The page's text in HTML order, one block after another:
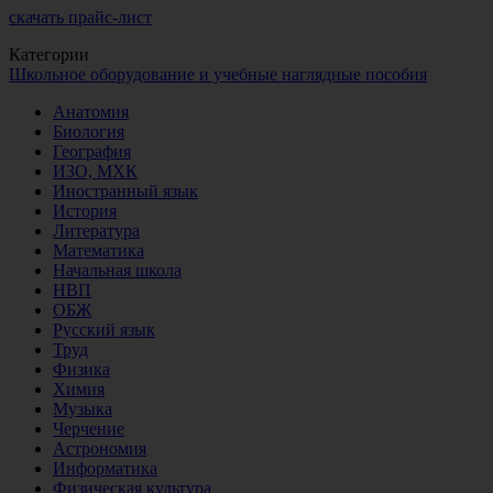
скачать прайс-лист
Категории
Школьное оборудование и учебные наглядные пособия
Анатомия
Биология
География
ИЗО, МХК
Иностранный язык
История
Литература
Математика
Начальная школа
НВП
ОБЖ
Русский язык
Труд
Физика
Химия
Музыка
Черчение
Астрономия
Информатика
Физическая культура